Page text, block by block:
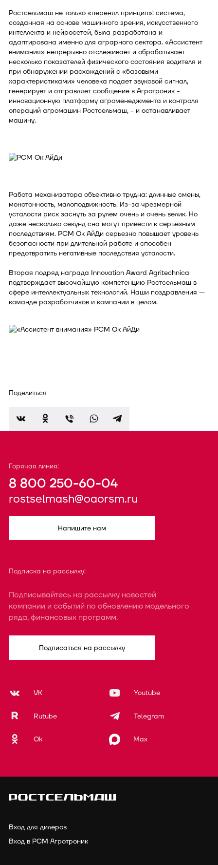
Ростсельмаш не только «перенял принцип»: система,
созданная на основе машинного зрения, искусственного
интеллекта и нейросетей, была разработана и
адаптирована именно для аграрного сектора. «Ассистент
внимания» непрерывно отслеживает и обрабатывает
несколько показателей физического состояния водителя и
при обнаружении расхождений с «базовыми
характеристиками» человека подает звуковой сигнал,
генерирует и отправляет сообщение в Агротроник -
инновационную платформу агроменеджмента и контроля
операций агромашин Ростсельмаш, - и останавливает
машину.
Работа механизатора объективно трудна: длинные смены,
монотонность, малоподвижность. Из-за чрезмерной
усталости риск заснуть за рулем очень и очень велик. Но
даже несколько секунд сна могут привести к серьезным
последствиям. РСМ Ок АйДи серьезно повышает уровень
безопасности при длительной работе и способен
предотвратить негативные последствия усталости.
Вторая подряд награда Innovation Award Agritechnica
подтверждает высочайшую компетенцию Ростсельмаш в
сфере интеллектуальных технологий. Наши поздравления —
команде разработчиков и компании в целом.
Поделиться
Горячая линия:
8 800 250-60-04
rostselmash@oaorsm.ru
Напишите нам
Подписка на рассылку:
Подписывайтесь на рассылку новостей
компании и событий по обновлению модельного
ряда, финансовых программ.
Подписаться на рассылку
VK Youtube
Rutube Telegram
Ok Max
Вход для дилеров
Вход в РСМ Агротроник